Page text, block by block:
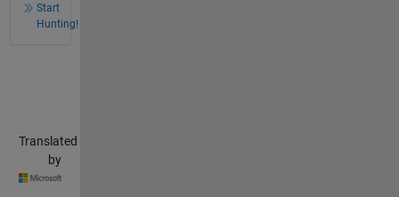
Start
Hunting!
Translated
by